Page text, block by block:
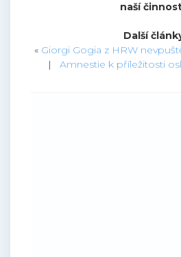
naší
Další
« Giorgi Gogia z HRW
| Amnestie k příležitosti